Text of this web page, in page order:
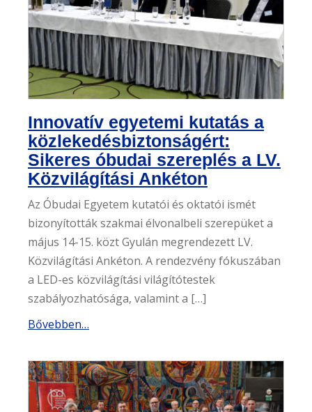
Innovatív egyetemi kutatás a
közlekedésbiztonságért:
Sikeres óbudai szereplés a LV.
Közvilágítási Ankéton
Az Óbudai Egyetem kutatói és oktatói ismét
bizonyították szakmai élvonalbeli szerepüket a
május 14-15. közt Gyulán megrendezett LV.
Közvilágítási Ankéton. A rendezvény fókuszában
a LED-es közvilágítási világítótestek
szabályozhatósága, valamint a […]
Bővebben…